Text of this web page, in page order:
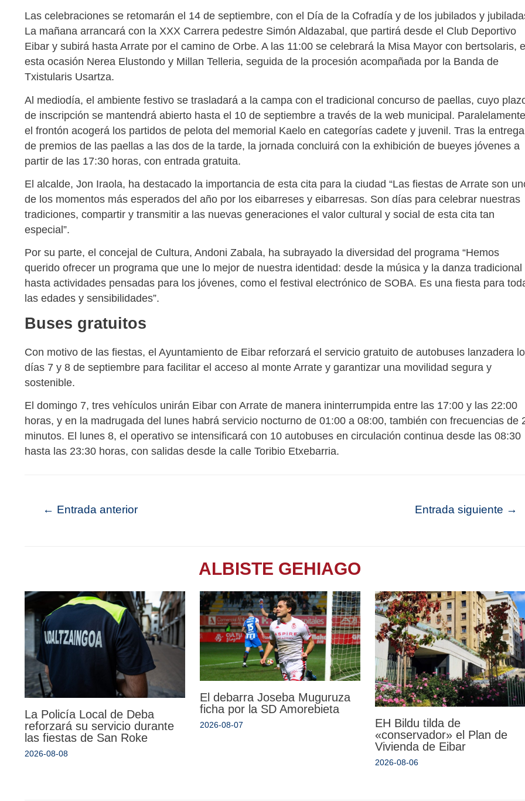
Las celebraciones se retomarán el 14 de septiembre, con el Día de la Cofradía y de los jubilados y
La mañana arrancará con la XXX Carrera pedestre Simón Aldazabal, que partirá desde el Club Deportivo
Eibar y subirá hasta Arrate por el camino de Orbe. A las 11:00 se celebrará la Misa Mayor con bertsolaris,
esta ocasión Nerea Elustondo y Millan Telleria, seguida de la procesión acompañada por la Banda de
Txistularis Usartza.
Al mediodía, el ambiente festivo se trasladará a la campa con el tradicional concurso de paellas, cuyo
de inscripción se mantendrá abierto hasta el 10 de septiembre a través de la web municipal.
el frontón acogerá los partidos de pelota del memorial Kaelo en categorías cadete y juvenil. Tras la entrega
de premios de las paellas a las dos de la tarde, la jornada concluirá con la exhibición de bueyes jóvenes a
partir de las 17:30 horas, con entrada gratuita.
El alcalde, Jon Iraola, ha destacado la importancia de esta cita para la ciudad “Las fiestas de Arrate son
de los momentos más esperados del año por los eibarreses y eibarresas. Son días para celebrar nuestras
tradiciones, compartir y transmitir a las nuevas generaciones el valor cultural y social de esta cita tan
especial”.
Por su parte, el concejal de Cultura, Andoni Zabala, ha subrayado la diversidad del programa “Hemos
querido ofrecer un programa que une lo mejor de nuestra identidad: desde la música y la danza tradicional
hasta actividades pensadas para los jóvenes, como el festival electrónico de SOBA. Es una fiesta para
las edades y sensibilidades”.
Buses gratuitos
Con motivo de las fiestas, el Ayuntamiento de Eibar reforzará el servicio gratuito de autobuses lanzadera
días 7 y 8 de septiembre para facilitar el acceso al monte Arrate y garantizar una movilidad segura y
sostenible.
El domingo 7, tres vehículos unirán Eibar con Arrate de manera ininterrumpida entre las 17:00 y las 22:00
horas, y en la madrugada del lunes habrá servicio nocturno de 01:00 a 08:00, también con frecuencias de
minutos. El lunes 8, el operativo se intensificará con 10 autobuses en circulación continua desde las 08:30
hasta las 23:30 horas, con salidas desde la calle Toribio Etxebarria.
← Entrada anterior Entrada siguiente →
ALBISTE GEHIAGO
La Policía Local de Deba
reforzará su servicio durante
las fiestas de San Roke
2026-08-08
El debarra Joseba Muguruza
ficha por la SD Amorebieta
2026-08-07
EH Bildu tilda de
«conservador» el Plan de
Vivienda de Eibar
2026-08-06